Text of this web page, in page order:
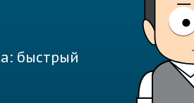
быстрый